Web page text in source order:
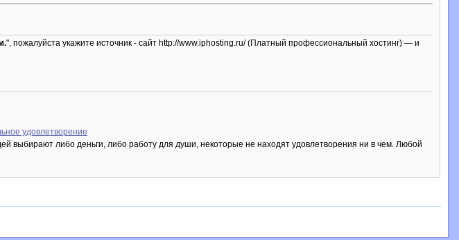
", пожалуйста укажите источник - сайт http://www.iphosting.ru/ (Платный профессиональный хостинг) — и
удовлетворение
выбирают либо деньги, либо работу для души, некоторые не находят удовлетворения ни в чем. Любой